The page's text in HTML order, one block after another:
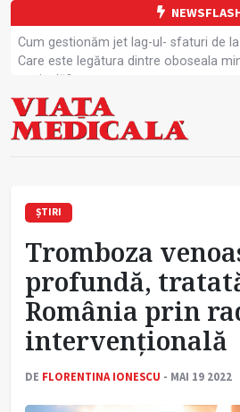
Cum gestionăm jet lag-ul- sfaturi de
Care este legătura dintre oboseala
caniculă?
Campanie de prevenție dedicată
Un nou studiu pentru testarea unui
tulpinei Bundibugyo a virusului Ebola
sănătate
Demersuri pentru acces
Contractul cadru ar putea fi modificat
Comercializarea unor medicamente,
temporar
ȘTIRI
Tromboza
profundă,
România prin
intervențională
DE FLORENTINA IONESCU - MAI 19 2022